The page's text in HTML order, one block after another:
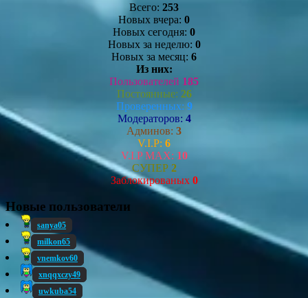
Всего: 253
Новых вчера: 0
Новых сегодня: 0
Новых за неделю: 0
Новых за месяц: 6
Из них:
Пользователей 185
Постоянные: 26
Проверенных: 9
Модераторов: 4
Админов: 3
V.I.P: 6
V.I.P MAX: 10
СУПЕР 2
Заблокированых 0
Новые пользователи
sanya05
milkon65
vnemkov60
xnqqxczy49
uwkuba54